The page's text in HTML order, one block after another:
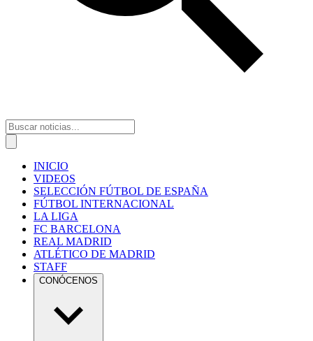
INICIO
VIDEOS
SELECCIÓN FÚTBOL DE ESPAÑA
FÚTBOL INTERNACIONAL
LA LIGA
FC BARCELONA
REAL MADRID
ATLÉTICO DE MADRID
STAFF
CONÓCENOS